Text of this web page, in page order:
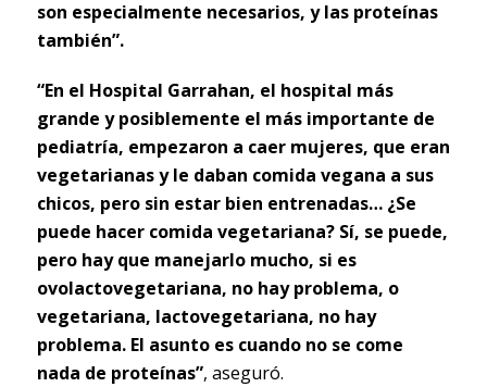
son especialmente necesarios, y las proteínas
también”.
“En el Hospital Garrahan, el hospital más
grande y posiblemente el más importante de
pediatría, empezaron a caer mujeres, que eran
vegetarianas y le daban comida vegana a sus
chicos, pero sin estar bien entrenadas… ¿Se
puede hacer comida vegetariana? Sí, se puede,
pero hay que manejarlo mucho, si es
ovolactovegetariana, no hay problema, o
vegetariana, lactovegetariana, no hay
problema. El asunto es cuando no se come
nada de proteínas”, aseguró.